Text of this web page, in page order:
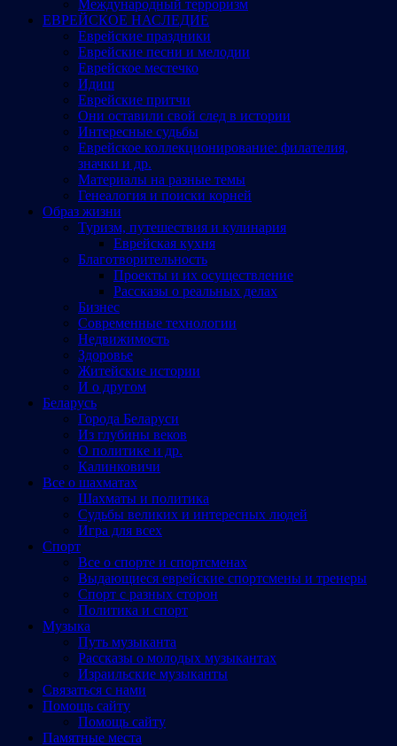
Международный терроризм
ЕВРЕЙСКОЕ НАСЛЕДИЕ
Еврейские праздники
Еврейские песни и мелодии
Еврейское местечко
Идиш
Еврейские притчи
Они оставили свой след в истории
Интересные судьбы
Еврейское коллекционирование: филателия,
значки и др.
Материалы на разные темы
Генеалогия и поиски корней
Образ жизни
Туризм, путешествия и кулинария
Еврейская кухня
Благотворительность
Проекты и их осуществление
Рассказы о реальных делах
Бизнес
Современные технологии
Недвижимость
Здоровье
Житейские истории
И о другом
Беларусь
Города Беларуси
Из глубины веков
О политике и др.
Калинковичи
Все о шахматах
Шахматы и политика
Судьбы великих и интересных людей
Игра для всех
Спорт
Все о спорте и спортсменах
Выдающиеся еврейские спортсмены и тренеры
Спорт с разных сторон
Политика и спорт
Музыка
Путь музыканта
Рассказы о молодых музыкантах
Израильские музыканты
Cвязаться с нами
Помощь сайту
Помощь сайту
Памятные места